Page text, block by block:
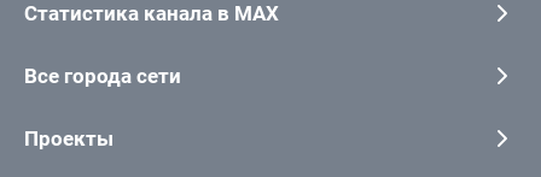
Статистика канала в MAX
Все города сети
Проекты